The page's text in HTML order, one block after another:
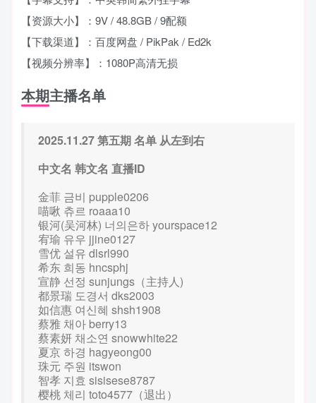
【资源大小】：9V / 48.8GB / 9配额
【下载渠道】：百度网盘 / PikPak / Ed2k
【视频分辨率】：1080P高清无损
本期主播名单
2025.11.27 第五期 名单 从左到右
中文名 韩文名 直播ID
金菲 금비 pupple0206
喵啾 츄르 roaaa10
银河(吴河林) 너의은하 yourspace12
宥瑜 유우 jjine0127
雪优 설유 dlsrl990
希东 희동 hncsphj
宣静 선정 sunjungs（主持人)
都景瑞 도경서 dks2003
如信惠 여신혜 shsh1908
蔡雅 채아 berry13
蔡素妍 채소연 snowwhite22
夏京 하경 hagyeong00
珠元 주원 itswon
智孝 지효 sisisese8787
樱桃 체리 toto4577（退出）